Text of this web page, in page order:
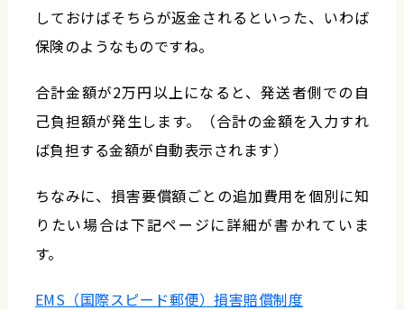
しておけばそちらが返金されるといった、いわば
保険のようなものですね。
合計金額が2万円以上になると、発送者側での自
己負担額が発生します。（合計の金額を入力すれ
ば負担する金額が自動表示されます）
ちなみに、損害要償額ごとの追加費用を個別に知
りたい場合は下記ページに詳細が書かれていま
す。
EMS（国際スピード郵便）損害賠償制度